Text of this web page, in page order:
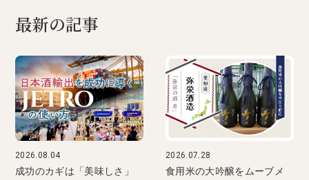
最新の記事
2026.08.04
成功のカギは「美味しさ」
2026.07.28
食用米の大吟醸をムーブメ